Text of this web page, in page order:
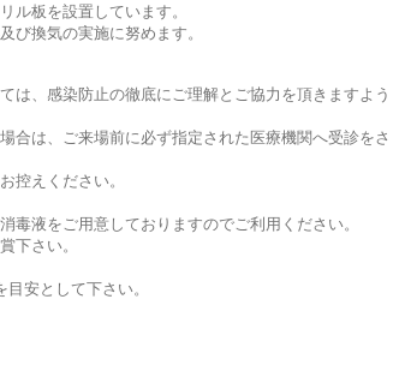
ル板を設置しています。
び換気の実施に努めます。
は、感染防止の徹底にご理解とご協力を頂きますよう
合は、ご来場前に必ず指定された医療機関へ受診をさ
控えください。
毒液をご用意しておりますのでご利用ください。
下さい。
安として下さい。